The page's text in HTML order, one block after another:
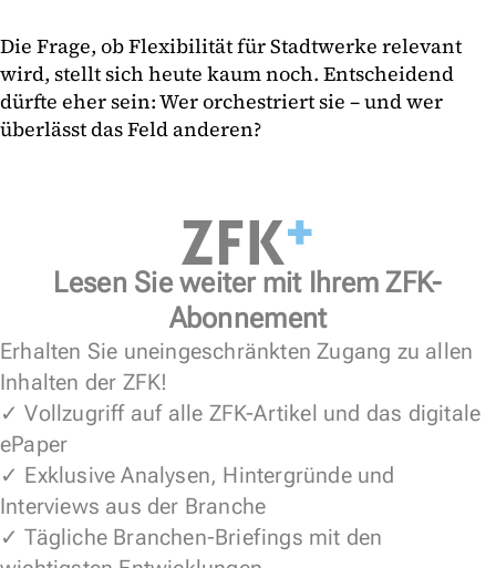
Die Frage, ob Flexibilität für Stadtwerke relevant
wird, stellt sich heute kaum noch. Entscheidend
dürfte eher sein: Wer orchestriert sie – und wer
überlässt das Feld anderen?
Lesen Sie weiter mit Ihrem ZFK-
Abonnement
Erhalten Sie uneingeschränkten Zugang zu allen
Inhalten der ZFK!
✓ Vollzugriff auf alle ZFK-Artikel und das digitale
ePaper
✓ Exklusive Analysen, Hintergründe und
Interviews aus der Branche
✓ Tägliche Branchen-Briefings mit den